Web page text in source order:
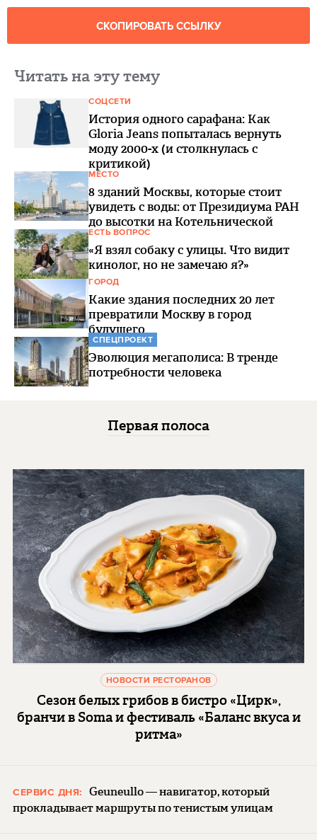
СКОПИРОВАТЬ ССЫЛКУ
Читать на эту тему
СОЦСЕТИ
История одного сарафана: Как
Gloria Jeans попыталась вернуть
моду 2000-х (и столкнулась с
критикой)
МЕСТО
8 зданий Москвы, которые стоит
увидеть с воды: от Президиума РАН
до высотки на Котельнической
ЕСТЬ ВОПРОС
«Я взял собаку с улицы. Что видит
кинолог, но не замечаю я?»
ГОРОД
Какие здания последних 20 лет
превратили Москву в город
будущего
СПЕЦПРОЕКТ
Эволюция мегаполиса: В тренде
потребности человека
Первая полоса
НОВОСТИ РЕСТОРАНОВ
Сезон белых грибов в бистро «Цирк»,
бранчи в Soma и фестиваль «Баланс вкуса и
ритма»
СЕРВИС ДНЯ:
Geuneullo — навигатор, который
прокладывает маршруты по тенистым улицам